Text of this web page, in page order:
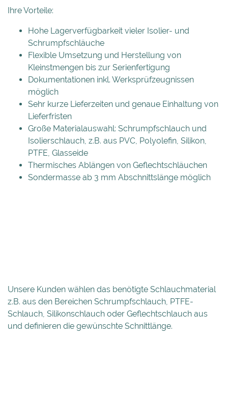
Ihre Vorteile:
Hohe Lagerverfügbarkeit vieler Isolier- und
Schrumpfschläuche
Flexible Umsetzung und Herstellung von
Kleinstmengen bis zur Serienfertigung
Dokumentationen inkl. Werksprüfzeugnissen
möglich
Sehr kurze Lieferzeiten und genaue Einhaltung von
Lieferfristen
Große Materialauswahl: Schrumpfschlauch und
Isolierschlauch, z.B. aus PVC, Polyolefin, Silikon,
PTFE, Glasseide
Thermisches Ablängen von Geflechtschläuchen
Sondermasse ab 3 mm Abschnittslänge möglich
Unsere Kunden wählen das benötigte Schlauchmaterial
z.B. aus den Bereichen Schrumpfschlauch, PTFE-
Schlauch, Silikonschlauch oder Geflechtschlauch aus
und definieren die gewünschte Schnittlänge.